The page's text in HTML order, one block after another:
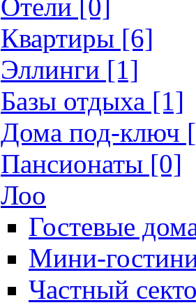
Отели [0]
Квартиры [6]
Эллинги [1]
Базы отдыха [1]
Дома под-ключ
Пансионаты [0]
Лоо
Гостевые
Мини-
Частный